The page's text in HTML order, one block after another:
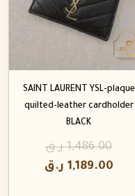
SAINT LAURENT YSL-plaque
quilted-leather cardholder
BLACK
1,486.00 ر.ق
1,189.00 ر.ق